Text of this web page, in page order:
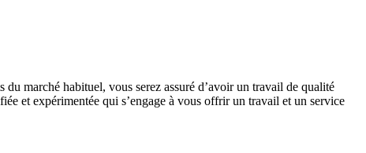
du marché habituel, vous serez assuré d’avoir un travail de qualité
et expérimentée qui s’engage à vous offrir un travail et un service